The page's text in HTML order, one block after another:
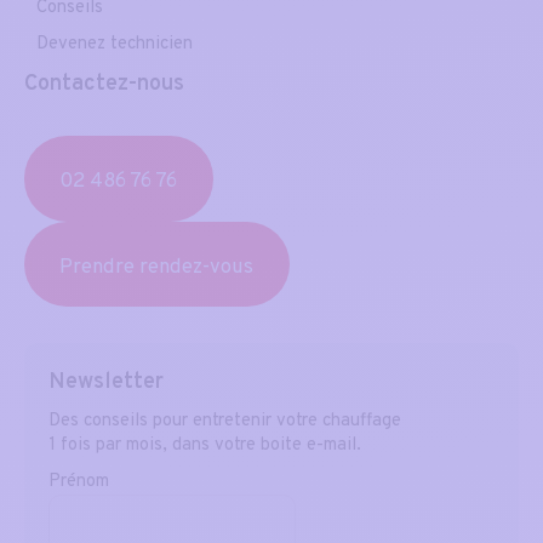
Conseils
Devenez technicien
Contactez-nous
02 486 76 76
Prendre rendez-vous
Newsletter
Des conseils pour entretenir votre chauffage
1 fois par mois, dans votre boite e-mail.
Prénom